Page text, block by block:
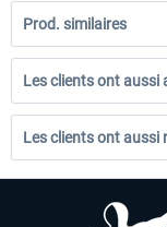
Prod. similaires
Les clients ont aussi
Les clients ont aussi